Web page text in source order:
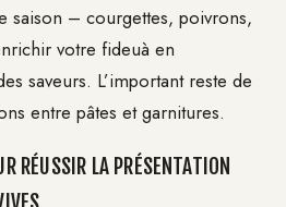
saison – courgettes, poivrons,
votre fideuà en
saveurs. L’important reste de
entre pâtes et garnitures.
RÉUSSIR LA PRÉSENTATION